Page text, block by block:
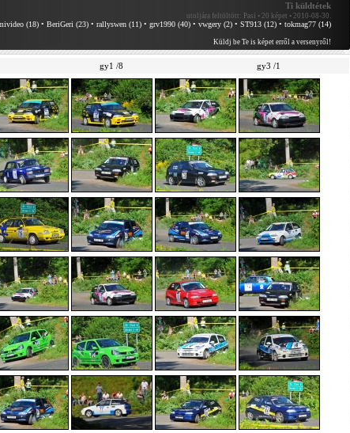
Ti küldtétek
utoljára feltöltött: Pasi • 20 képet • 2010-08-30.
(18)• BeriGeri (23)• rallyswen (11)• grv1990 (40)• vwgery (2)• ST913 (12)• tokmag77 (14)
Küldj be Te is képet erről a versenyről!
gy1 /8 gy3 /1